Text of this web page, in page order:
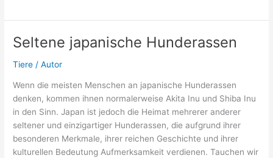
Rottweiler:
unbedingt
achten?
Seltene japanische Hunderassen
Tiere /Autor
Wenn die meisten Menschen an japanische Hunderassen
denken, kommen ihnen normalerweise Akita Inu und Shiba Inu
in den Sinn. Japan ist jedoch die Heimat mehrerer anderer
seltener und einzigartiger Hunderassen, die aufgrund ihrer
besonderen Merkmale, ihrer reichen Geschichte und ihrer
kulturellen Bedeutung Aufmerksamkeit verdienen. Tauchen wir